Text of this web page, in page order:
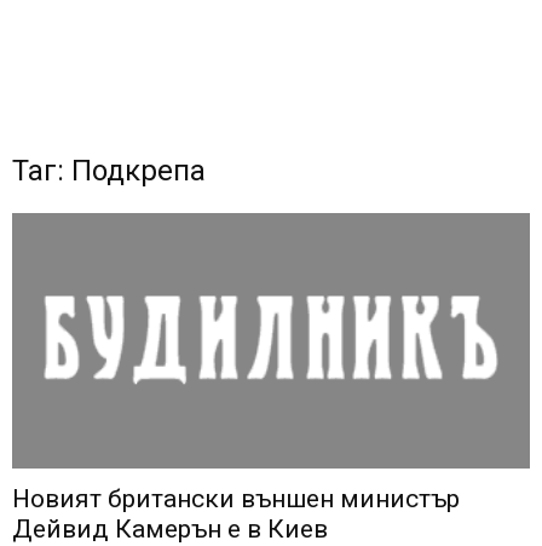
Таг: Подкрепа
Новият британски външен министър
Дейвид Камерън е в Киев